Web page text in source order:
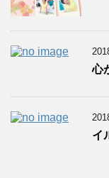
心
イ